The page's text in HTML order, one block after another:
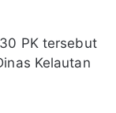
PK tersebut
Kelautan